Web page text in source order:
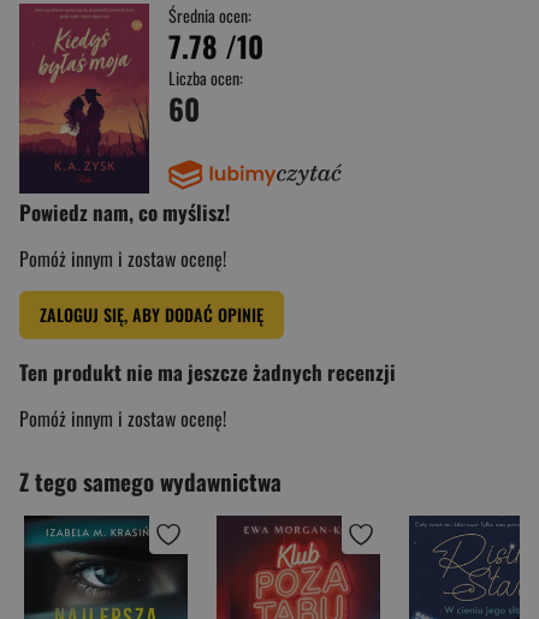
Średnia ocen:
7.78 /10
Liczba ocen:
60
Powiedz nam, co myślisz!
Pomóż innym i zostaw ocenę!
ZALOGUJ SIĘ, ABY DODAĆ OPINIĘ
Ten produkt nie ma jeszcze żadnych recenzji
Pomóż innym i zostaw ocenę!
Z tego samego wydawnictwa